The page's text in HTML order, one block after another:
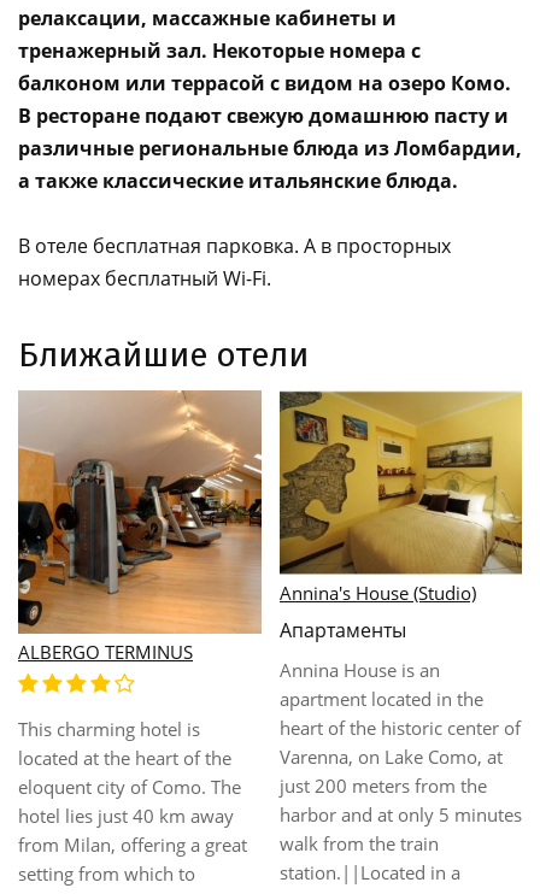
релаксации, массажные кабинеты и
тренажерный зал. Некоторые номера с
балконом или террасой с видом на озеро Комо.
В ресторане подают свежую домашнюю пасту и
различные региональные блюда из Ломбардии,
а также классические итальянские блюда.
В отеле бесплатная парковка. А в просторных
номерах бесплатный Wi-Fi.
Ближайшие отели
hotel is
heart of the
of Como. The
40 km away
a great
which to
Annina's House (Studio)
Апартаменты
Annina House is an
apartment located in the
heart of the historic center of
Varenna, on Lake Como, at
just 200 meters from the
harbor and at only 5 minutes
walk from the train
station.||Located in a
Asnigo
65 kms to
(malpensa
airport).
located in
Como, five
from the
and only two
from the A9